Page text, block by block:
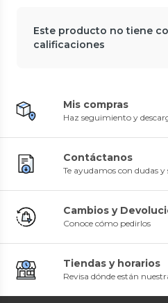
Este producto no tiene
calificaciones
Mis compras
Haz seguimiento y
Contáctanos
Te ayudamos con dudas y
Cambios y
Conoce cómo pedirlos
Tiendas y horarios
Revisa dónde están